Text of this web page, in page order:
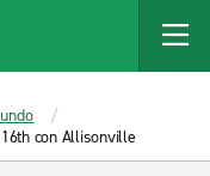
con Allisonville